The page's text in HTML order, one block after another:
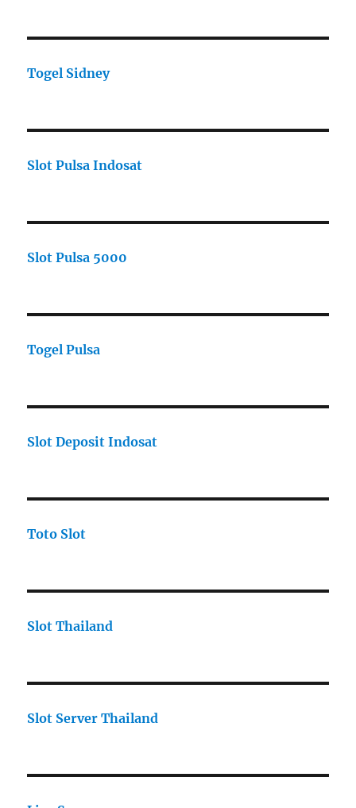
Togel Sidney
Slot Pulsa Indosat
Slot Pulsa 5000
Togel Pulsa
Slot Deposit Indosat
Toto Slot
Slot Thailand
Slot Server Thailand